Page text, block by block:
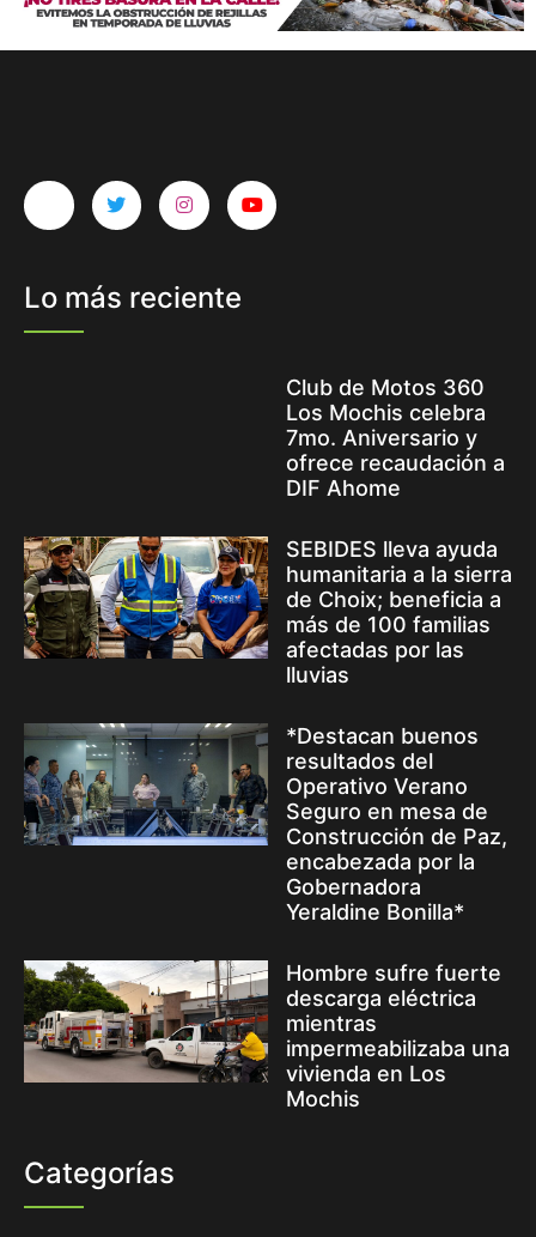
Lo más reciente
Club de Motos 360
Los Mochis celebra
7mo. Aniversario y
ofrece recaudación a
DIF Ahome
SEBIDES lleva ayuda
humanitaria a la sierra
de Choix; beneficia a
más de 100 familias
afectadas por las
lluvias
*Destacan buenos
resultados del
Operativo Verano
Seguro en mesa de
Construcción de Paz,
encabezada por la
Gobernadora
Yeraldine Bonilla*
Hombre sufre fuerte
descarga eléctrica
mientras
impermeabilizaba una
vivienda en Los
Mochis
Categorías